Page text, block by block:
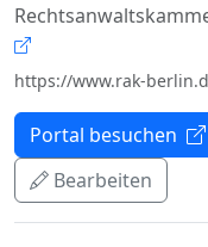
https://www.rak-
Portal besuchen
Bearbeiten